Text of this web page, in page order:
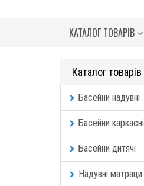
КАТАЛОГ ТОВАРІВ
Каталог товарів
Басейни надувні
Басейни каркасні
Басейни дитячі
Надувні матраци